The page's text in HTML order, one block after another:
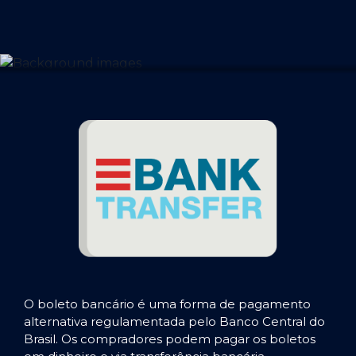
O boleto bancário é uma forma de pagamento
alternativa regulamentada pelo Banco Central do
Brasil. Os compradores podem pagar os boletos